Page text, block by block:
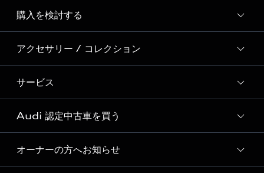
Story of Progress
Audi Sport
Formula 1®
デジタルサービス
ディーラー検索
新車在庫検索
試乗車・展示車検索
見積り依頼
試乗予約
購入を検討する
モデル一覧
特別仕様モデル / 限定モデル
e-tronラインアップ
価格シミュレーション
車両比較
アクセサリー / コレクション
純正アクセサリー
オンラインショップ
Audi collection
アウディナビアプリ
サービス
サービス入庫予約
サービスプログラム
メンテナンス
Audi 認定中古車を買う
Audi認定中古車
オーナーの方へお知らせ